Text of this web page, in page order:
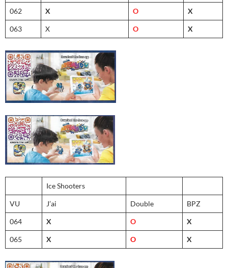
062 X O X
063 X O X
Ice Shooters
VU J’ai Double BPZ
064 X O X
065 X O X